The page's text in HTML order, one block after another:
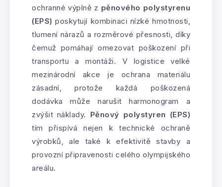
ochranné výplně z pěnového polystyrenu
(EPS) poskytují kombinaci nízké hmotnosti,
tlumení nárazů a rozměrové přesnosti, díky
čemuž pomáhají omezovat poškození při
transportu a montáži. V logistice velké
mezinárodní akce je ochrana materiálu
zásadní, protože každá poškozená
dodávka může narušit harmonogram a
zvýšit náklady. Pěnový polystyren (EPS)
tím přispívá nejen k technické ochraně
výrobků, ale také k efektivitě stavby a
provozní připravenosti celého olympijského
areálu.